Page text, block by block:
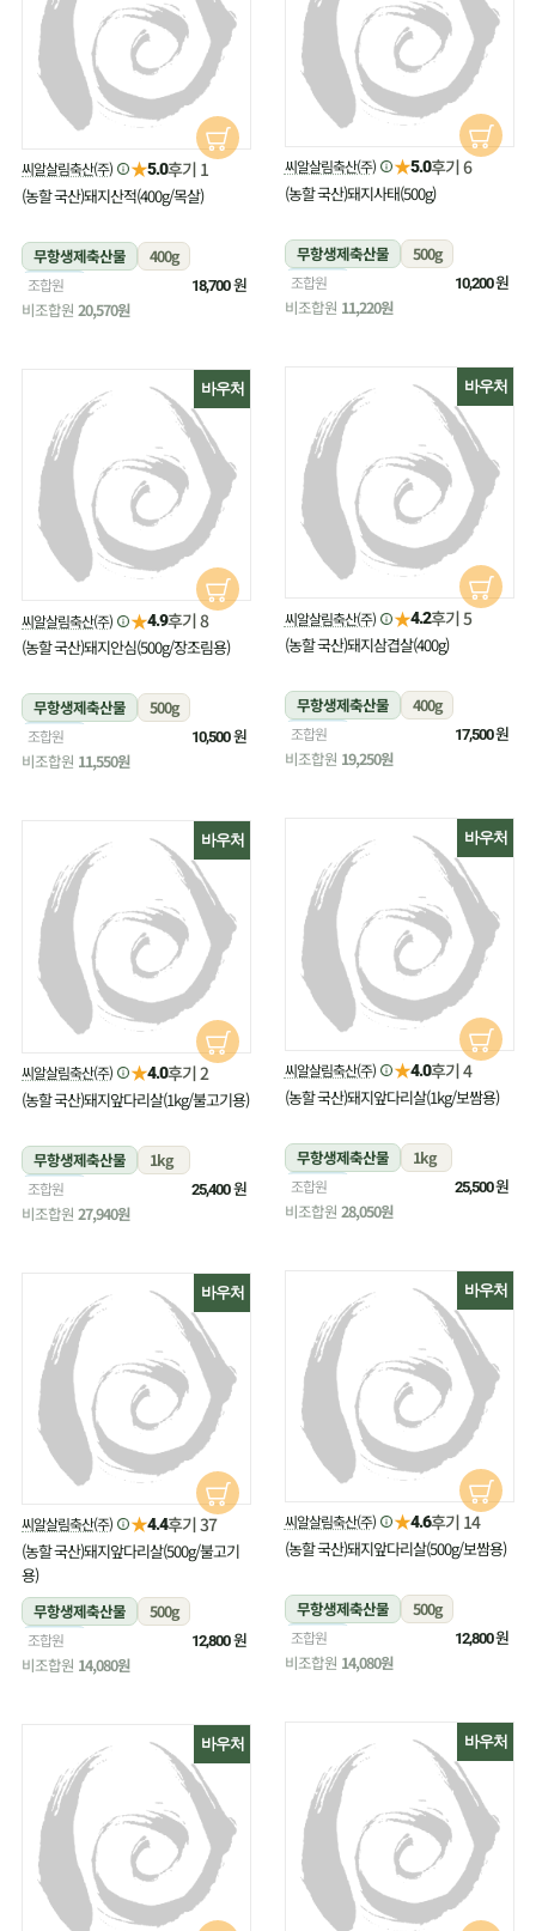
씨알살림축산(주) ★5.0후기 6
(농할 국산)돼지사태(500g)
무항생제축산물
500g
냉장
조합원 10,200원
비조합원 11,220원
씨알살림축산(주) ★5.0후기 1
(농할 국산)돼지산적(400g/목살)
무항생제축산물
400g
냉장
조합원 18,700원
비조합원 20,570원
바우처
씨알살림축산(주) ★4.2후기 5
(농할 국산)돼지삼겹살(400g)
무항생제축산물
400g
냉장
조합원 17,500원
비조합원 19,250원
바우처
씨알살림축산(주) ★4.9후기 8
(농할 국산)돼지안심(500g/장조림용)
무항생제축산물
500g
냉장
조합원 10,500원
비조합원 11,550원
바우처
씨알살림축산(주) ★4.0후기 4
(농할 국산)돼지앞다리살(1kg/보쌈용)
무항생제축산물
1kg
냉장
조합원 25,500원
비조합원 28,050원
바우처
씨알살림축산(주) ★4.0후기 2
(농할 국산)돼지앞다리살(1kg/불고기용)
무항생제축산물
1kg
냉장
조합원 25,400원
비조합원 27,940원
바우처
씨알살림축산(주) ★4.6후기 14
(농할 국산)돼지앞다리살(500g/보쌈용)
무항생제축산물
500g
냉장
조합원 12,800원
비조합원 14,080원
바우처
씨알살림축산(주) ★4.4후기 37
(농할 국산)돼지앞다리살(500g/불고기
용)
무항생제축산물
500g
냉장
조합원 12,800원
비조합원 14,080원
바우처
바우처